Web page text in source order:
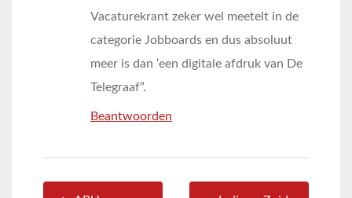
Vacaturekrant zeker wel meetelt in de
categorie Jobboards en dus absoluut
meer is dan ‘een digitale afdruk van De
Telegraaf”.
Beantwoorden